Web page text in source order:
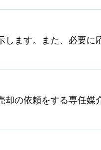
ます。また、必要に
の依頼をする専任媒